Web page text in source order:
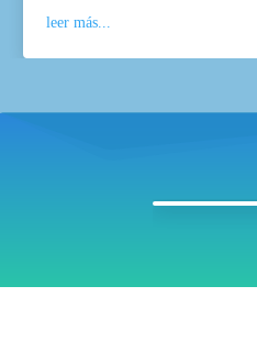
leer más...